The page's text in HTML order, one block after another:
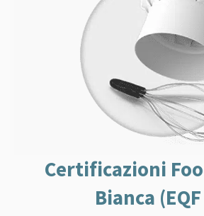
Certificazioni
Bianca